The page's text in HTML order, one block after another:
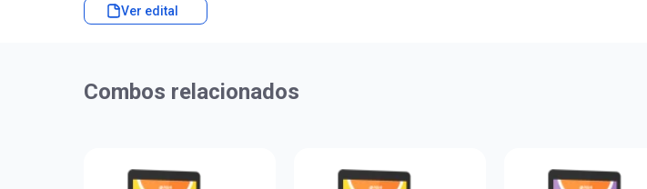
Ver edital
Combos relacionados